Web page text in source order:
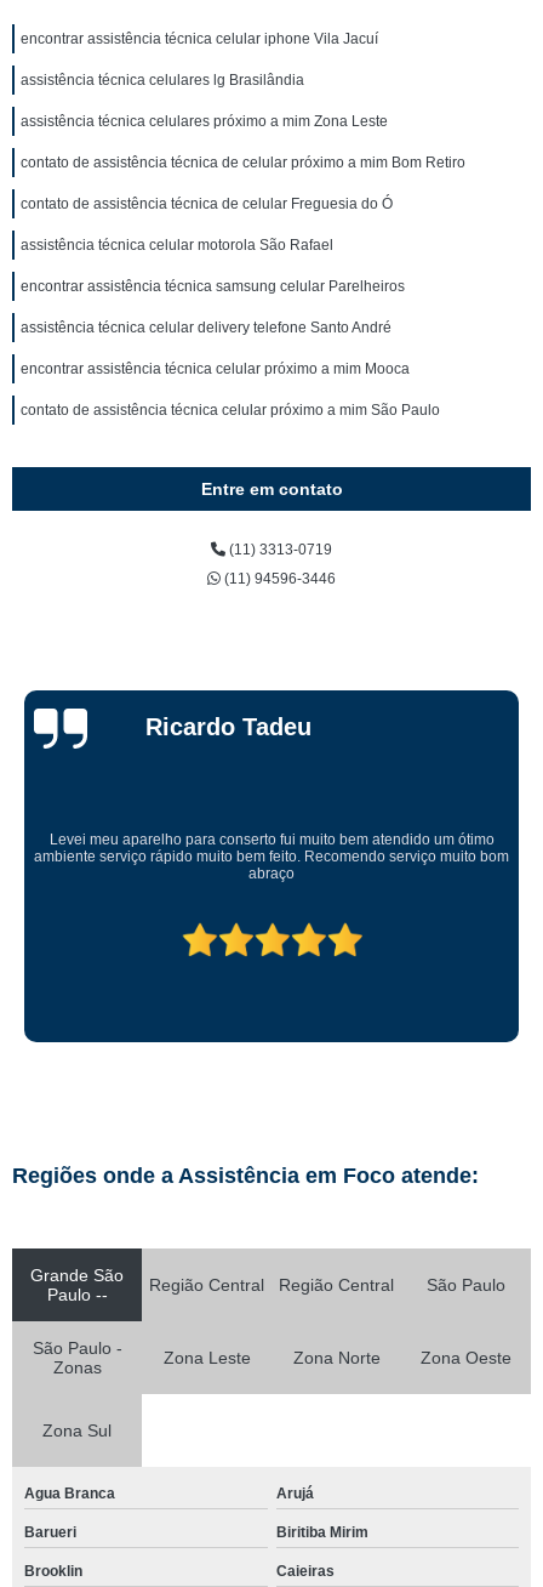
encontrar assistência técnica celular iphone Vila Jacuí
assistência técnica celulares lg Brasilândia
assistência técnica celulares próximo a mim Zona Leste
contato de assistência técnica de celular próximo a mim Bom Retiro
contato de assistência técnica de celular Freguesia do Ó
assistência técnica celular motorola São Rafael
encontrar assistência técnica samsung celular Parelheiros
assistência técnica celular delivery telefone Santo André
encontrar assistência técnica celular próximo a mim Mooca
contato de assistência técnica celular próximo a mim São Paulo
Entre em contato
(11) 3313-0719
(11) 94596-3446
Ricardo Tadeu
Levei meu aparelho para conserto fui muito bem atendido um ótimo
ambiente serviço rápido muito bem feito. Recomendo serviço muito bom
abraço
Regiões onde a Assistência em Foco atende:
Grande São
Paulo --
Região Central Região Central São Paulo
São Paulo -
Zonas
Zona Leste Zona Norte Zona Oeste
Zona Sul
Agua Branca Arujá
Barueri Biritiba Mirim
Brooklin Caieiras